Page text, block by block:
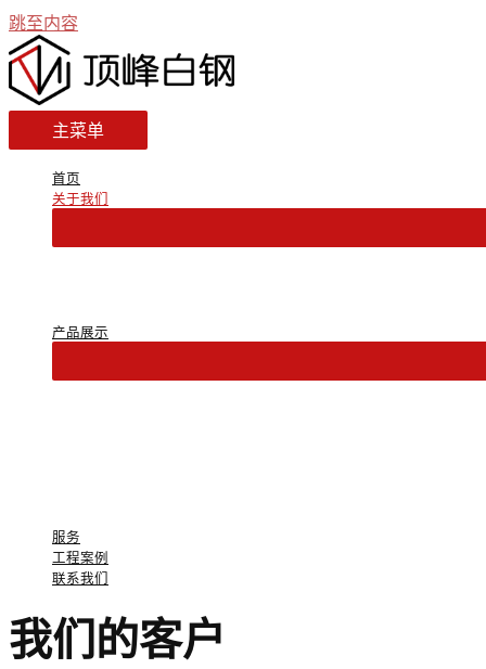
跳至内容
主菜单
首页
关于我们
产品展示
服务
工程案例
联系我们
我们的客户